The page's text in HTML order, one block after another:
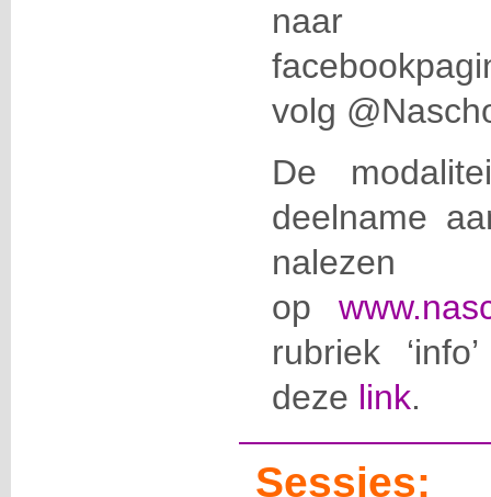
volg
De
deelname
nalezen
op
rubriek
deze link.
Sessies: